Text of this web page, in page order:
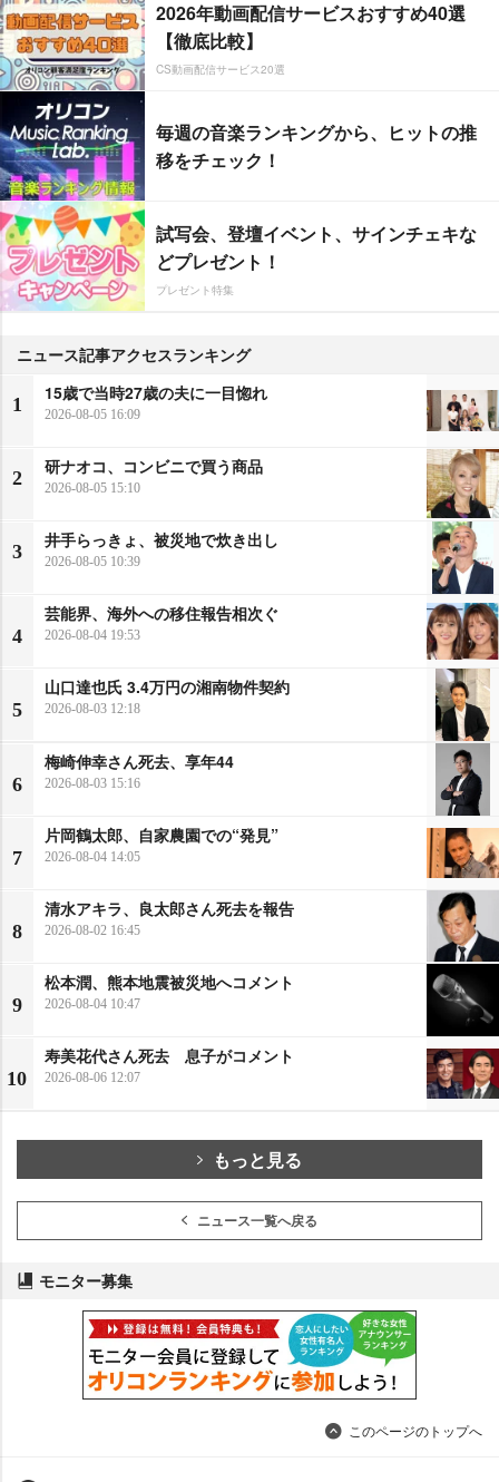
2026年動画配信サービスおすすめ40選
【徹底比較】
CS動画配信サービス20選
毎週の音楽ランキングから、ヒットの推
移をチェック！
試写会、登壇イベント、サインチェキな
どプレゼント！
プレゼント特集
ニュース記事アクセスランキング
1
15歳で当時27歳の夫に一目惚れ
2026-08-05 16:09
2
研ナオコ、コンビニで買う商品
2026-08-05 15:10
3
井手らっきょ、被災地で炊き出し
2026-08-05 10:39
4
芸能界、海外への移住報告相次ぐ
2026-08-04 19:53
5
山口達也氏 3.4万円の湘南物件契約
2026-08-03 12:18
6
梅崎伸幸さん死去、享年44
2026-08-03 15:16
7
片岡鶴太郎、自家農園での“発見”
2026-08-04 14:05
8
清水アキラ、良太郎さん死去を報告
2026-08-02 16:45
9
松本潤、熊本地震被災地へコメント
2026-08-04 10:47
10
寿美花代さん死去 息子がコメント
2026-08-06 12:07
もっと見る
ニュース一覧へ戻る
モニター募集
このページのトップへ